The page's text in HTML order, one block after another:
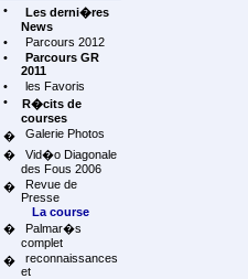
•
Les derni�res
News
•
Parcours 2012
•
Parcours GR
2011
•
les Favoris
•
R�cits de
courses
�
Galerie Photos
�
Vid�o Diagonale
des Fous 2006
�
Revue de
Presse
La course
�
Palmar�s
complet
�
reconnaissances
et